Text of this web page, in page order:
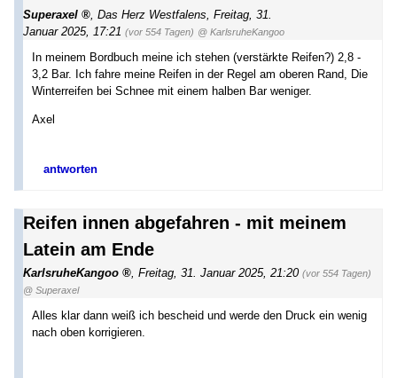
Superaxel Das Herz Westfalens Freitag, 31.
Januar 2025, 17:21 (vor 554 Tagen) @ KarlsruheKangoo
In meinem Bordbuch meine ich stehen (verstärkte Reifen?) 2,8 -
3,2 Bar. Ich fahre meine Reifen in der Regel am oberen Rand, Die
Winterreifen bei Schnee mit einem halben Bar weniger.
Axel
antworten
Reifen innen abgefahren - mit meinem
Latein am Ende
KarlsruheKangoo Freitag, 31. Januar 2025, 21:20 (vor 554 Tagen)
@ Superaxel
Alles klar dann weiß ich bescheid und werde den Druck ein wenig
nach oben korrigieren.